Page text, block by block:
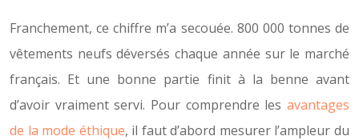
Franchement, ce chiffre m’a secouée. 800 000 tonnes de
vêtements neufs déversés chaque année sur le marché
français. Et une bonne partie finit à la benne avant
d’avoir vraiment servi. Pour comprendre les avantages
de la mode éthique, il faut d’abord mesurer l’ampleur du